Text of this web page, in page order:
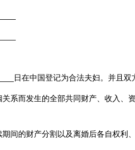
日在中国登记为合法夫妇。并且双
系而发生的全部共同财产、收入、
间的财产分割以及离婚后各自权利